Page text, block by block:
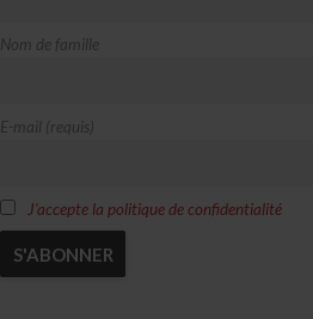
Nom de famille
E-mail (requis)
J'accepte la politique de confidentialité